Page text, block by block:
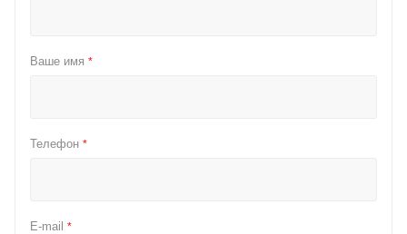
Ваше имя *
Телефон *
E-mail *